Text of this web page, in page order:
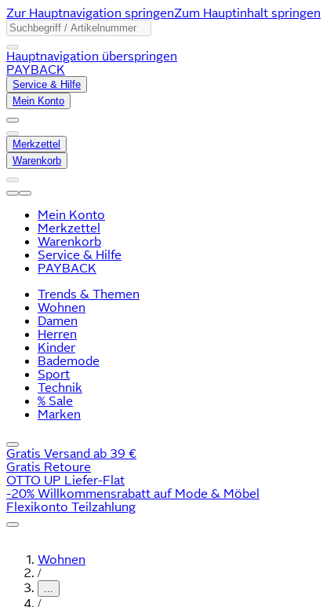
Zur Hauptnavigation springenZum Hauptinhalt springen
Hauptnavigation überspringen
PAYBACK
Service & Hilfe
Mein Konto
Merkzettel
Warenkorb
Mein Konto
Merkzettel
Warenkorb
Service & Hilfe
PAYBACK
Trends & Themen
Wohnen
Damen
Herren
Kinder
Bademode
Sport
Technik
% Sale
Marken
Gratis Versand ab 39 €
Gratis Retoure
OTTO UP Liefer-Flat
-20% Willkommensrabatt auf Mode & Möbel
Flexikonto Teilzahlung
Wohnen
/
...
/